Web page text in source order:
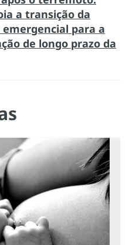
a transição da
para a
de longo prazo da